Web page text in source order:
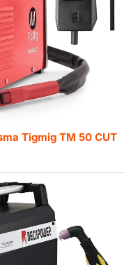
Tigmig TM 50 CUT